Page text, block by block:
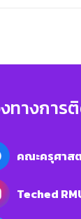
ทางการ
คณะครุศาส
Teched